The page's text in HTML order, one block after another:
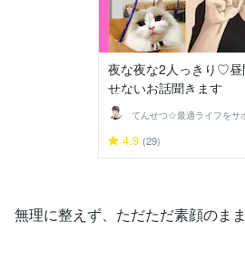
夜な夜な2人っきり♡昼
せないお話聞きます
4.9 (29)
無理に整えず、ただただ素顔のま